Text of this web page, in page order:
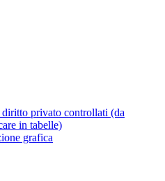
privato controllati (da
in tabelle)
grafica